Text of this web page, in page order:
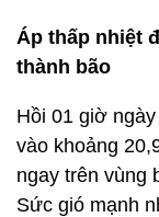
Áp thấp nhiệt
thành bão
Hồi 01 giờ
vào khoảng
ngay trên vùng
Sức gió mạnh